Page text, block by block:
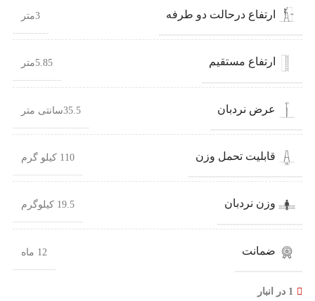
ارتفاع درحالت دو طرفه 3متر
ارتفاع مستقیم 5.85متر
عرض نردبان 35.5سانتی متر
قابلیت تحمل وزن 110 کیلو گرم
وزن نردبان 19.5 کیلوگرم
ضمانت 12 ماه
1 در انبار